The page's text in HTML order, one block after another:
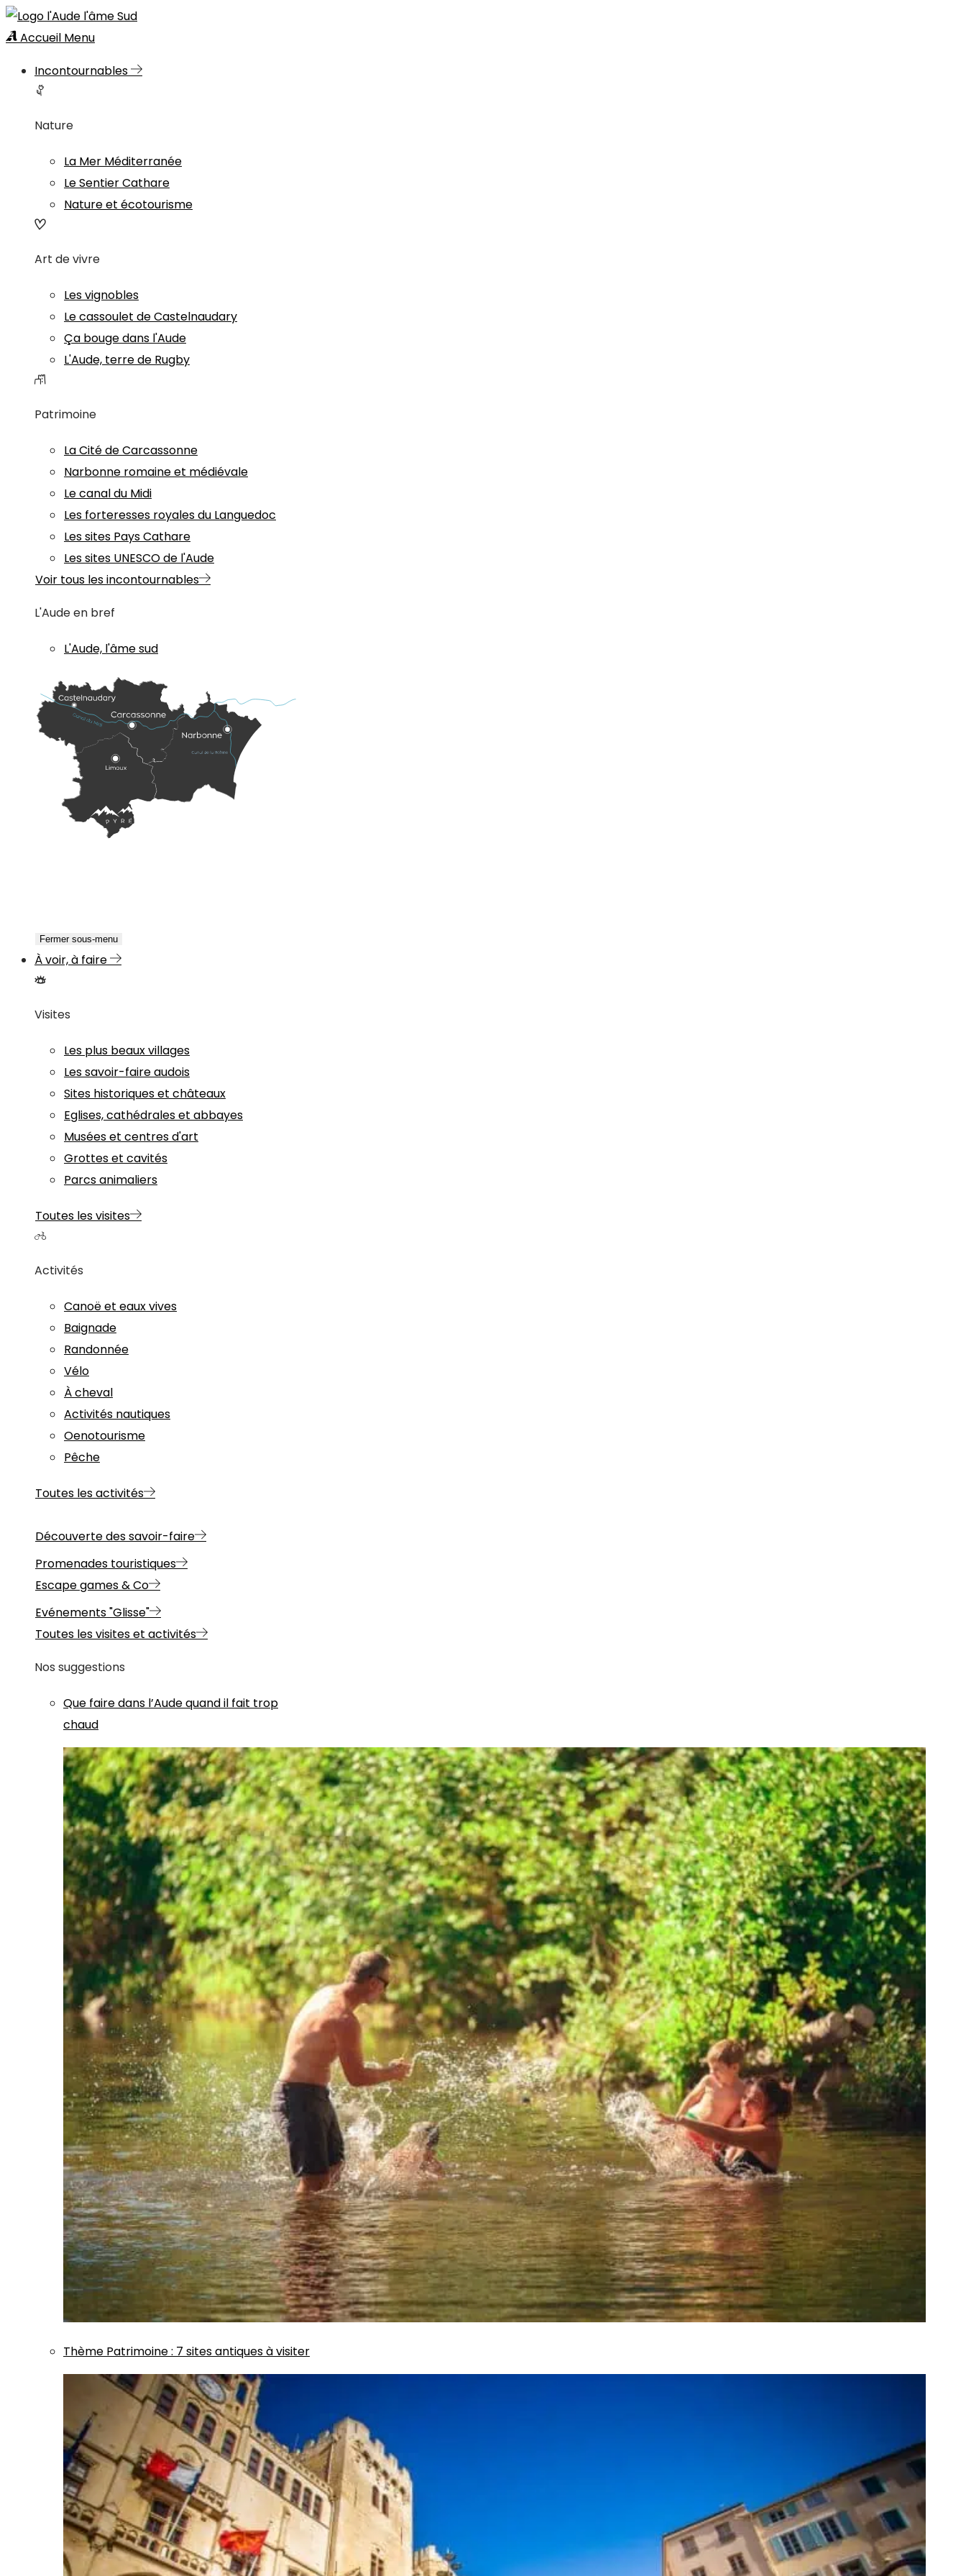
Accueil Menu
Incontournables
Nature
La Mer Méditerranée
Le Sentier Cathare
Nature et écotourisme
Art de vivre
Les vignobles
Le cassoulet de Castelnaudary
Ça bouge dans l'Aude
L'Aude, terre de Rugby
Patrimoine
La Cité de Carcassonne
Narbonne romaine et médiévale
Le canal du Midi
Les forteresses royales du Languedoc
Les sites Pays Cathare
Les sites UNESCO de l'Aude
Voir tous les incontournables
L'Aude en bref
L'Aude, l'âme sud
Fermer sous-menu
À voir, à faire
Visites
Les plus beaux villages
Les savoir-faire audois
Sites historiques et châteaux
Eglises, cathédrales et abbayes
Musées et centres d'art
Grottes et cavités
Parcs animaliers
Toutes les visites
Activités
Canoë et eaux vives
Baignade
Randonnée
Vélo
À cheval
Activités nautiques
Oenotourisme
Pêche
Toutes les activités
Découverte des savoir-faire
Promenades touristiques
Escape games & Co
Evénements "Glisse"
Toutes les visites et activités
Nos suggestions
Que faire dans l’Aude quand il fait trop
chaud
Thème Patrimoine: 7 sites antiques à visiter